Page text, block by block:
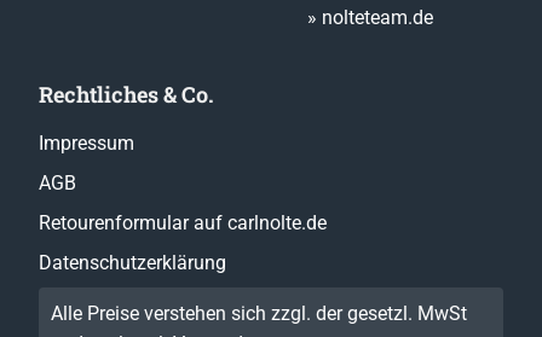
» nolteteam.de
Rechtliches & Co.
Impressum
AGB
Retourenformular auf carlnolte.de
Datenschutzerklärung
Alle Preise verstehen sich zzgl. der gesetzl. MwSt